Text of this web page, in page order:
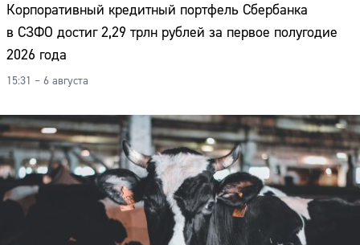
Корпоративный кредитный портфель Сбербанка
в СЗФО достиг 2,29 трлн рублей за первое полугодие
2026 года
15:31 – 6 августа